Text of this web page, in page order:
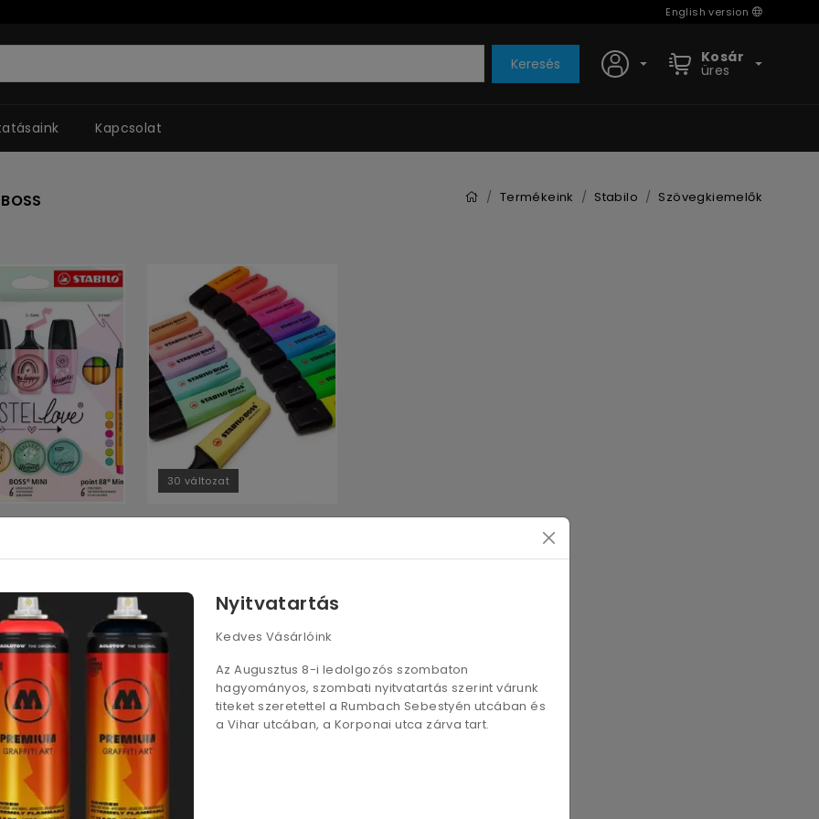
Nyitvatartás
Kedves Vásárlóink
Az Augusztus 8-i ledolgozós szombaton
hagyományos, szombati nyitvatartás szerint várunk
titeket szeretettel a Rumbach Sebestyén utcában és
a Vihar utcában, a Korponai utca zárva tart.
English version
Keresés Kosár
üres
Kapcsolat
Termékeink Stabilo Szövegkiemelők
30 változat
870Ft- tól